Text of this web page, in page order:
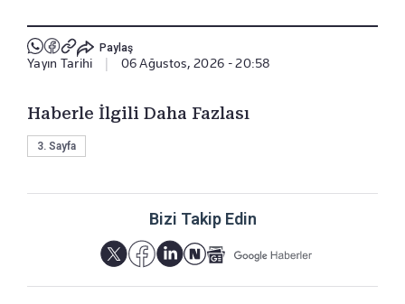
Paylaş
Yayın Tarihi 06 Ağustos, 2026 - 20:58
Haberle İlgili Daha Fazlası
3. Sayfa
Bizi Takip Edin